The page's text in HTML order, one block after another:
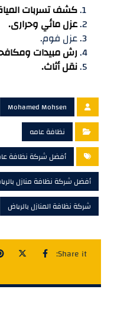
كشف تسربات
عزل مائي وحرارى.
عزل فوم.
رش مبيدات
نقل أثاث.
Mohamed Mohsen
نظافة عامه
أفضل شركة نظافة
أفضل شركة نظافة منازل
شركة نظافة المنازل بالرياض